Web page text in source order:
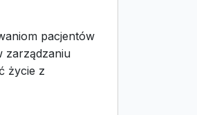
pacjentów
zarządzaniu
życie z